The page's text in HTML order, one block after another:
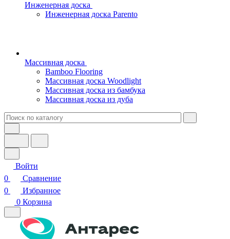
Инженерная доска
Инженерная доска Parento
Массивная доска
Bamboo Flooring
Массивная доска Woodlight
Массивная доска из бамбука
Массивная доска из дуба
Войти
0
Сравнение
0
Избранное
0 Корзина